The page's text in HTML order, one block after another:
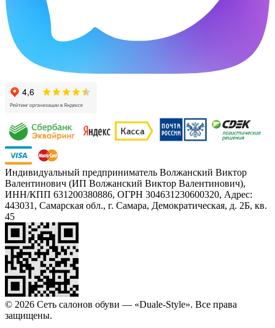
Индивидуальный предприниматель Волжанский Виктор
Валентинович (ИП Волжанский Виктор Валентинович),
ИНН/КПП 631200380886, ОГРН 304631230600320, Адрес:
443031, Самарская обл., г. Самара, Демократическая, д. 2Б, кв.
45
© 2026 Сеть салонов обуви — «Duale-Style». Все права
защищены.